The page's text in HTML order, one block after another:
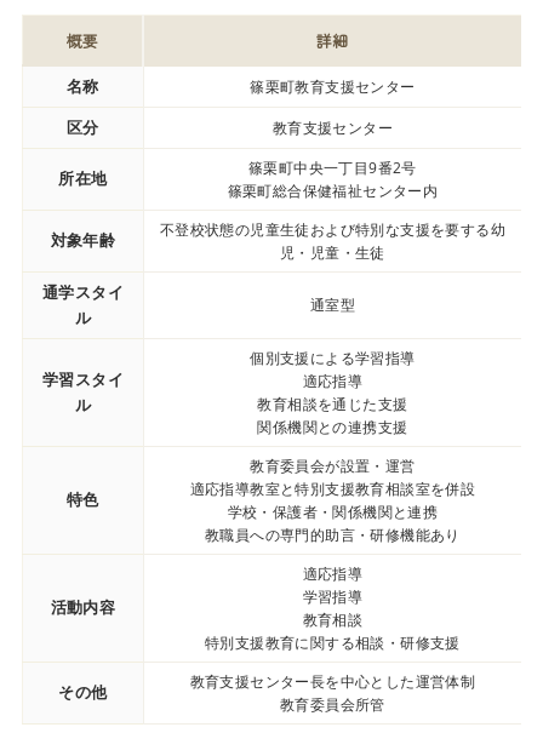
概要 詳細
名称 篠栗町教育支援センター
区分 教育支援センター
所在地
篠栗町中央一丁目9番2号
篠栗町総合保健福祉センター内
対象年齢
不登校状態の児童生徒および特別な支援を要する幼
児・児童・生徒
通学スタイ
ル
通室型
学習スタイ
ル
個別支援による学習指導
適応指導
教育相談を通じた支援
関係機関との連携支援
特色
教育委員会が設置・運営
適応指導教室と特別支援教育相談室を併設
学校・保護者・関係機関と連携
教職員への専門的助言・研修機能あり
活動内容
適応指導
学習指導
教育相談
特別支援教育に関する相談・研修支援
その他
教育支援センター長を中心とした運営体制
教育委員会所管